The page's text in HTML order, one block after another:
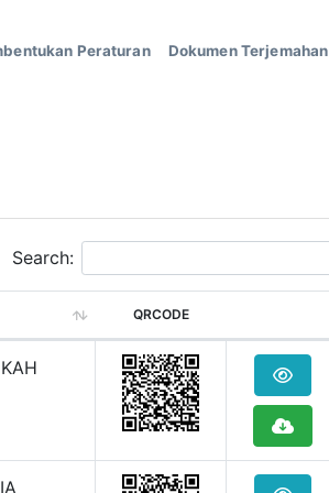
Peraturan Dokumen Terjemahan
Search:
QRCODE